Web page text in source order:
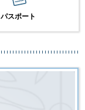
パスポート